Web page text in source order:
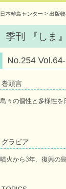
日本離島センター > 出版
季刊 『しま
No.254
巻頭言
島々の個性と多様性を
グラビア
噴火から3年、復興の